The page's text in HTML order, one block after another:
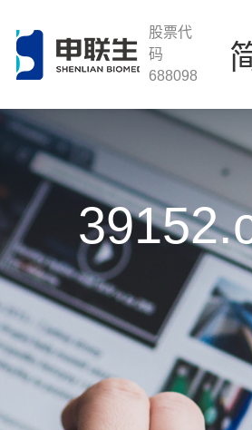
股票代
码
688098
人
联